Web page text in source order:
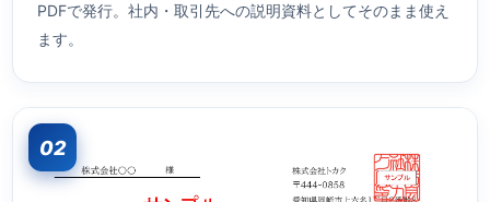
PDFで発行。社内・取引先への説明資料としてそのまま使え
ます。
02